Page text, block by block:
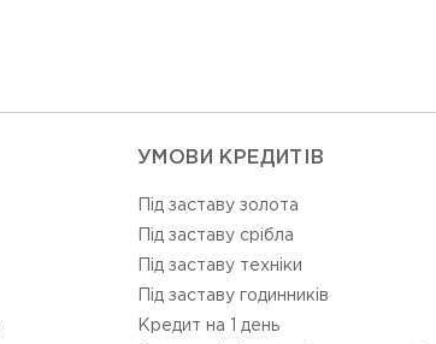
УМОВИ КРЕДИТІВ
Під заставу золота
Під заставу срібла
Під заставу техніки
Під заставу годинників
Кредит на 1 день